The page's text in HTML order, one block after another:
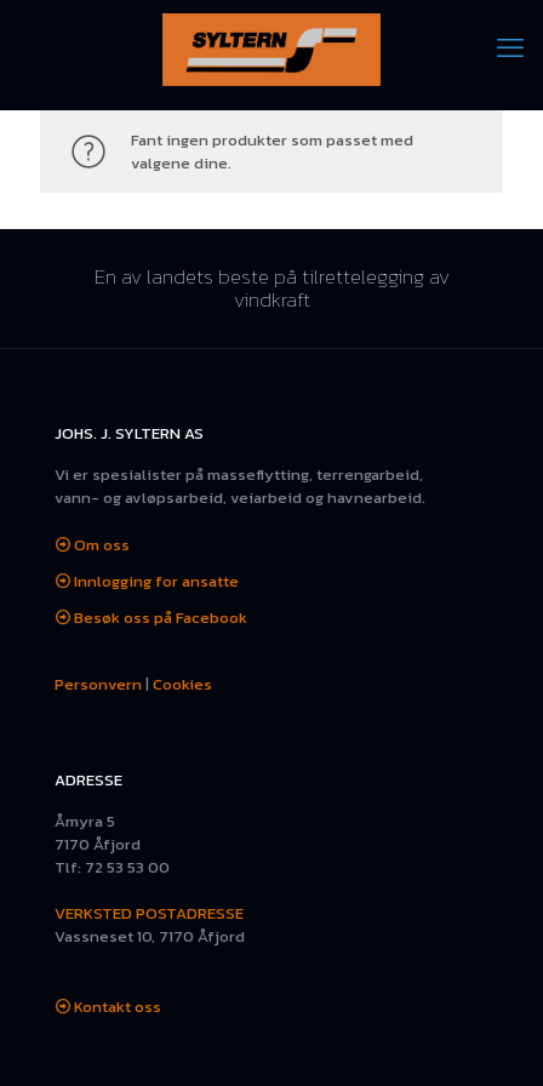
Fant ingen produkter som passet med
valgene dine.
En av landets beste på tilrettelegging av
vindkraft
JOHS. J. SYLTERN AS
Vi er spesialister på masseflytting, terrengarbeid,
vann- og avløpsarbeid, veiarbeid og havnearbeid.
Om oss
Innlogging for ansatte
Besøk oss på Facebook
Personvern| Cookies
ADRESSE
Åmyra 5
7170 Åfjord
Tlf: 72 53 53 00
VERKSTED POSTADRESSE
Vassneset 10, 7170 Åfjord
Kontakt oss